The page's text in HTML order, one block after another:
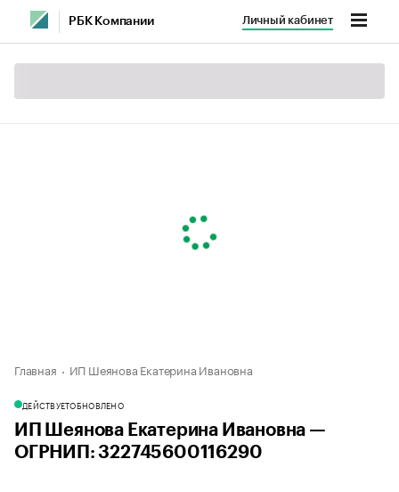
РБК Компании Личный кабинет
Главная ИП Шеянова Екатерина Ивановна
ДЕЙСТВУЕТОБНОВЛЕНО
ИП Шеянова Екатерина Ивановна —
ОГРНИП: 322745600116290